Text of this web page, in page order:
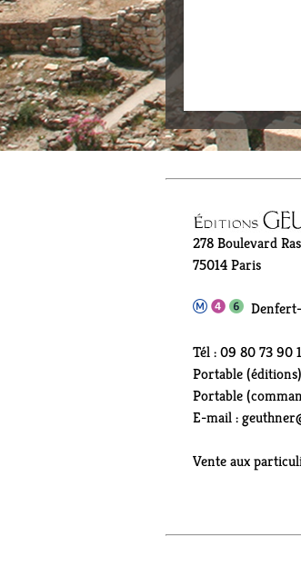
278 Boulevard
75014 Paris
Tél : 09 80 73 90
Portable
Portable
E-mail :
Vente aux